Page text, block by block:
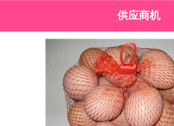
供应商机